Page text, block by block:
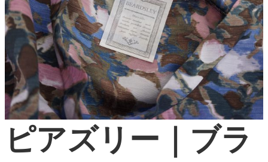
ピアズリー｜ブラ